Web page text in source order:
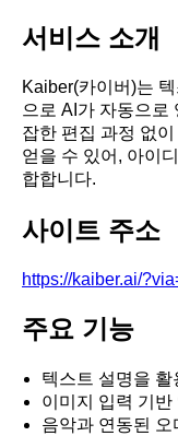
서비스 소개
Kaiber(카이버)는
으로 AI가 자동으로
잡한 편집 과정 없
얻을 수 있어, 아이
합합니다.
사이트 주소
https://kaiber.ai/
주요 기능
텍스트 설명을
이미지 입력 기
음악과 연동된